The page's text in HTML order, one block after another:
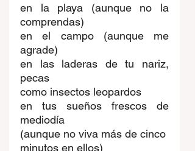
en la playa (aunque no la
comprendas)
en el campo (aunque me
agrade)
en las laderas de tu nariz,
pecas
como insectos leopardos
en tus sueños frescos de
mediodía
(aunque no viva más de cinco
minutos en ellos)